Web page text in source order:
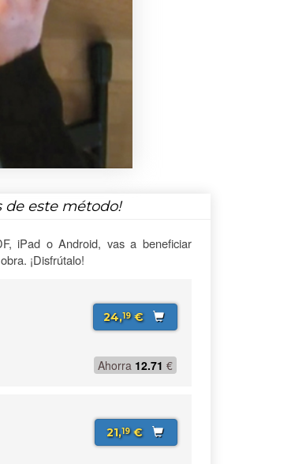
de este método!
iPad o Android, vas a beneficiar
¡Disfrútalo!
24,19€
Ahorra 12.71 €
21,19€